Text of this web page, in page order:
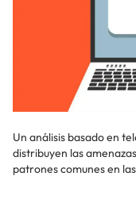
Un análisis basado en
distribuyen las
patrones comunes en